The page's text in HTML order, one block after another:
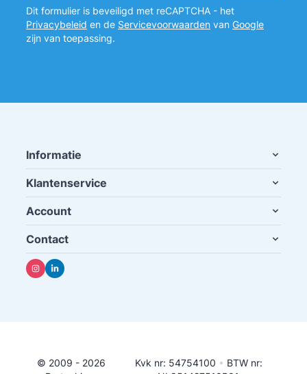
Dit formulier is beveiligd met reCAPTCHA - het
Privacybeleid en de Servicevoorwaarden van Google
zijn van toepassing.
Informatie
Klantenservice
Account
Contact
© 2009 - 2026
Kvk nr: 54754100 • BTW nr: